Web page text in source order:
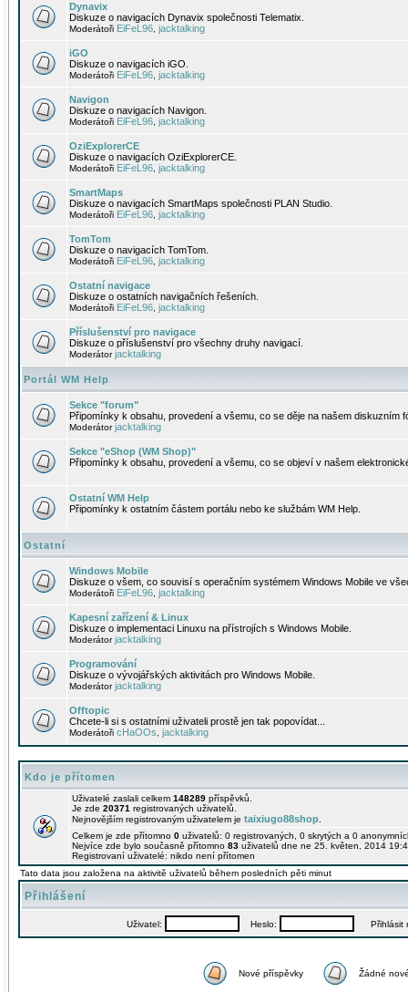
Dynavix
Diskuze o navigacích Dynavix společnosti Telematix.
Moderátoři EiFeL96 jacktalking
iGO
Diskuze o navigacích iGO.
Moderátoři EiFeL96 jacktalking
Navigon
Diskuze o navigacích Navigon.
Moderátoři EiFeL96 jacktalking
OziExplorerCE
Diskuze o navigacích OziExplorerCE.
Moderátoři EiFeL96 jacktalking
SmartMaps
Diskuze o navigacích SmartMaps společnosti PLAN Studio.
Moderátoři EiFeL96 jacktalking
TomTom
Diskuze o navigacích TomTom.
Moderátoři EiFeL96 jacktalking
Ostatní navigace
Diskuze o ostatních navigačních řešeních.
Moderátoři EiFeL96 jacktalking
Příslušenství pro navigace
Diskuze o příslušenství pro všechny druhy navigací.
Moderátorjacktalking
Portál WM Help
Sekce "forum"
Připomínky k obsahu, provedení a všemu, co se děje na našem diskuzním
Moderátorjacktalking
Sekce "eShop (WM Shop)"
Připomínky k obsahu, provedení a všemu, co se objeví v našem
Ostatní WM Help
Připomínky k ostatním částem portálu nebo ke službám WM Help.
Ostatní
Windows Mobile
Diskuze o všem, co souvisí s operačním systémem Windows Mobile ve
Moderátoři EiFeL96 jacktalking
Kapesní zařízení & Linux
Diskuze o implementaci Linuxu na přístrojích s Windows Mobile.
Moderátorjacktalking
Programování
Diskuze o vývojářských aktivitách pro Windows Mobile.
Moderátorjacktalking
Offtopic
Chcete-li si s ostatními uživateli prostě jen tak popovídat...
Moderátoři cHaOOs jacktalking
Kdo je přítomen
Uživatelé zaslali celkem 148289 příspěvků.
Je zde 20371 registrovaných uživatelů.
Nejnovějším registrovaným uživatelem je taixiugo88shop
Celkem je zde přítomno 0 uživatelů: 0 registrovaných, 0 skrytých a 0
Nejvíce zde bylo současně přítomno 83 uživatelů dne ne 25. květen, 2014
Registrovaní uživatelé: nikdo není přítomen
Tato data jsou založena na aktivitě uživatelů během posledních pěti minut
Přihlášení
Uživatel: Heslo: Přihlásit
Nové příspěvky Žádné